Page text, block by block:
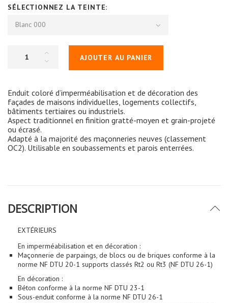
SÉLECTIONNEZ LA TEINTE:
Blanc 000
AJOUTER AU PANIER
Enduit coloré d’imperméabilisation et de décoration des
façades de maisons individuelles, logements collectifs,
bâtiments tertiaires ou industriels.
Aspect traditionnel en finition gratté-moyen et grain-projeté
ou écrasé.
Adapté à la majorité des maçonneries neuves (classement
OC2). Utilisable en soubassements et parois enterrées.
DESCRIPTION
EXTÉRIEURS
En imperméabilisation et en décoration :
Maçonnerie de parpaings, de blocs ou de briques conforme à la
norme NF DTU 20-1 supports classés Rt2 ou Rt3 (NF DTU 26-1)
En décoration :
Béton conforme à la norme NF DTU 23-1
Sous-enduit conforme à la norme NF DTU 26-1